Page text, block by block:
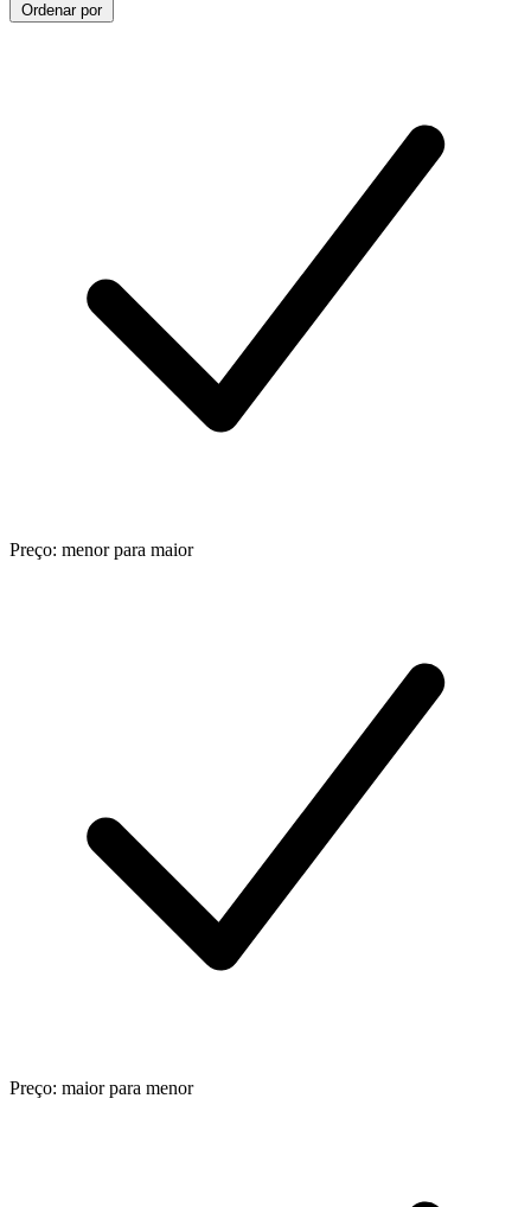
Ordenar por
Preço: menor para maior
Preço: maior para menor